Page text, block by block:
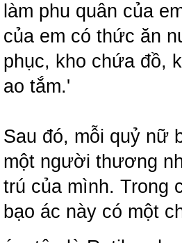
làm phu quân của
của em có thức ăn
phục, kho chứa đồ,
ao tắm.'
Sau đó, mỗi quỷ nữ
một người thương
trú của mình. Trong
bạo ác này có một